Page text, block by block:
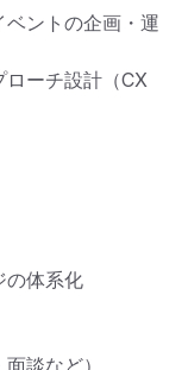
ントの企画・運
ーチ設計（CX
体系化